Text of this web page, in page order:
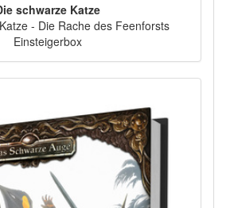
schwarze Katze
- Die Rache des Feenforsts
Einsteigerbox